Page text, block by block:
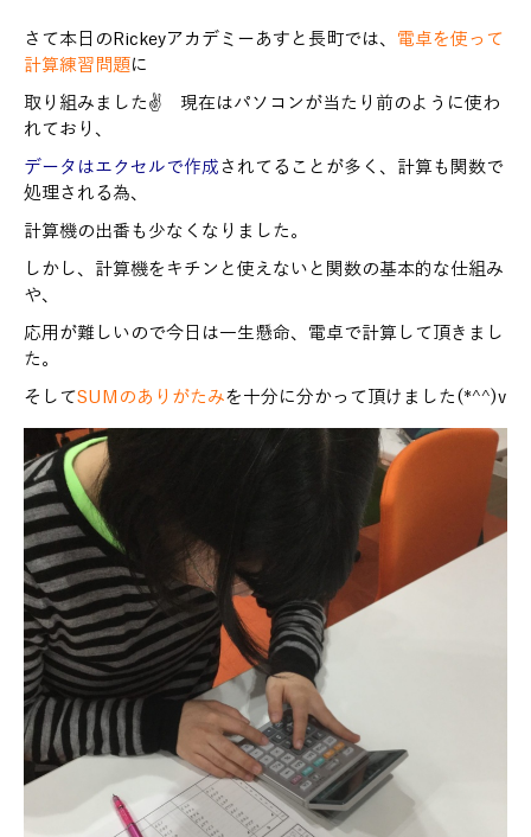
さて本日のRickeyアカデミーあすと長町では、 電卓を使って
計算練習問題に
取り組みました✌ 現在はパソコンが当たり前のように使わ
れており、
データはエクセルで作成されてることが多く、計算も関数で
処理される為、
計算機の出番も少なくなりました。
しかし、計算機をキチンと使えないと関数の基本的な仕組み
や、
応用が難しいので今日は一生懸命、電卓で計算して頂きまし
た。
そしてSUMのありがたみを十分に分かって頂けました(*^^)v